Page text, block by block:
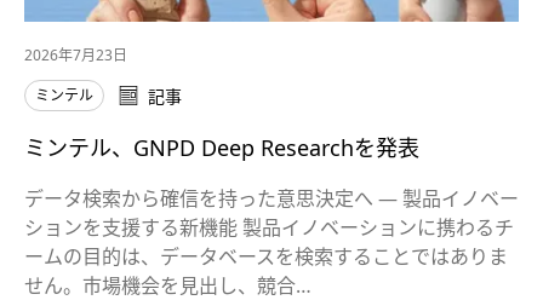
2026年7月23日
ミンテル
記事
ミンテル、GNPD Deep Researchを発表
データ検索から確信を持った意思決定へ ― 製品イノベー
ションを支援する新機能 製品イノベーションに携わるチ
ームの目的は、データベースを検索することではありま
せん。市場機会を見出し、競合…